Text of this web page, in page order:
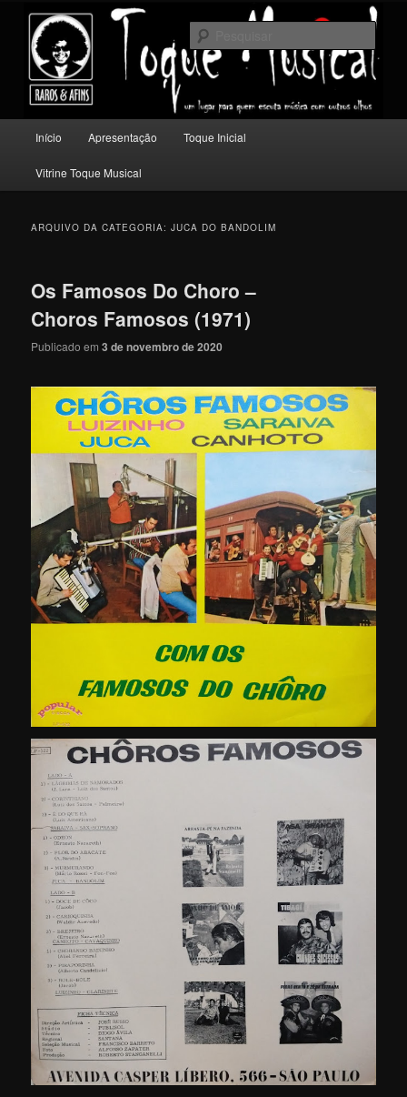
conteúdo
principal
conteúdo
secundário
Toque Musical
Um lugar para quem escuta música com outros olhos.
principal
Início Apresentação Toque Inicial
Vitrine Toque Musical
ARQUIVO DA CATEGORIA:JUCA DO BANDOLIM
Os Famosos Do Choro –
Choros Famosos (1971)
Publicado em3 de novembro de 2020